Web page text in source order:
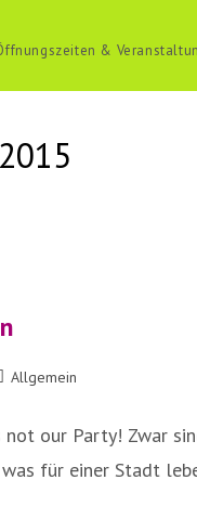
&
Allgemein
not our Party! Zwar
für einer Stadt